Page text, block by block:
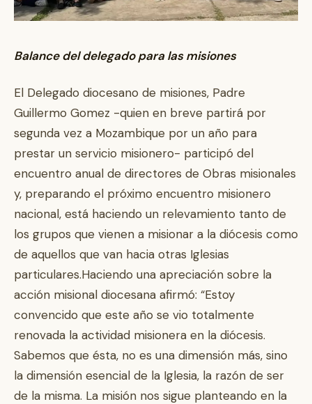
Balance del delegado para las misiones
El Delegado diocesano de misiones, Padre
Guillermo Gomez -quien en breve partirá por
segunda vez a Mozambique por un año para
prestar un servicio misionero- participó del
encuentro anual de directores de Obras misionales
y, preparando el próximo encuentro misionero
nacional, está haciendo un relevamiento tanto de
los grupos que vienen a misionar a la diócesis como
de aquellos que van hacia otras Iglesias
particulares.Haciendo una apreciación sobre la
acción misional diocesana afirmó: “Estoy
convencido que este año se vio totalmente
renovada la actividad misionera en la diócesis.
Sabemos que ésta, no es una dimensión más, sino
la dimensión esencial de la Iglesia, la razón de ser
de la misma. La misión nos sigue planteando en la